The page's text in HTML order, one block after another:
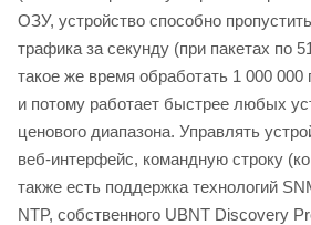
ОЗУ, устройство способно
трафика за секунду (при пакетах по
такое же время обработать 1 000 000
и потому работает быстрее любых
ценового диапазона. Управлять
веб-интерфейс, командную строку
также есть поддержка технологий
NTP, собственного UBNT Discovery